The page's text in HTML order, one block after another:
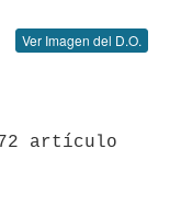
Ver Imagen del D.O.